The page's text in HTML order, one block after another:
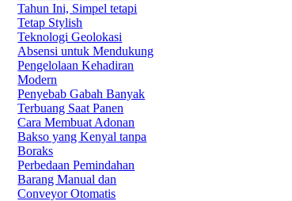
Tahun Ini, Simpel tetapi
Tetap Stylish
Teknologi Geolokasi
Absensi untuk Mendukung
Pengelolaan Kehadiran
Modern
Penyebab Gabah Banyak
Terbuang Saat Panen
Cara Membuat Adonan
Bakso yang Kenyal tanpa
Boraks
Perbedaan Pemindahan
Barang Manual dan
Conveyor Otomatis